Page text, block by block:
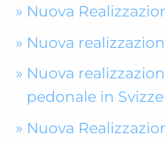
Nuova
Nuova
Nuova
pedonale in
Nuova